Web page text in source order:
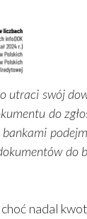
utraci swój
do
do
nadal